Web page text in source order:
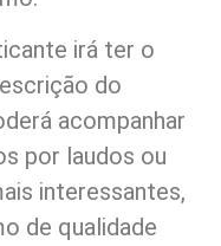
irá ter o
do
acompanhar
por laudos ou
interessantes,
de qualidade